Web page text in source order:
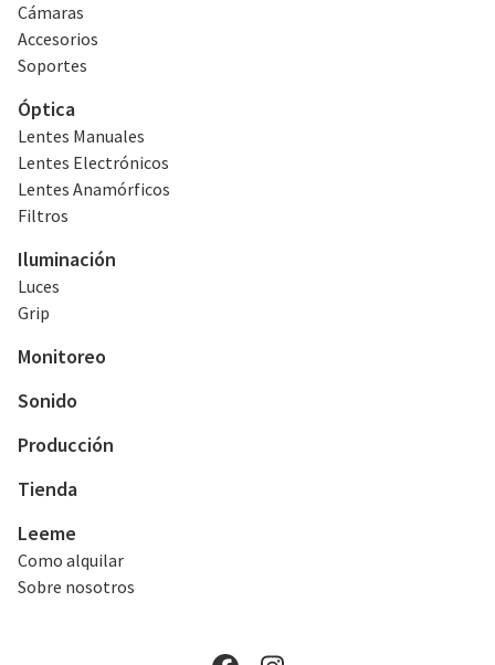
Cámaras
Accesorios
Soportes
Óptica
Lentes Manuales
Lentes Electrónicos
Lentes Anamórficos
Filtros
Iluminación
Luces
Grip
Monitoreo
Sonido
Producción
Tienda
Leeme
Como alquilar
Sobre nosotros